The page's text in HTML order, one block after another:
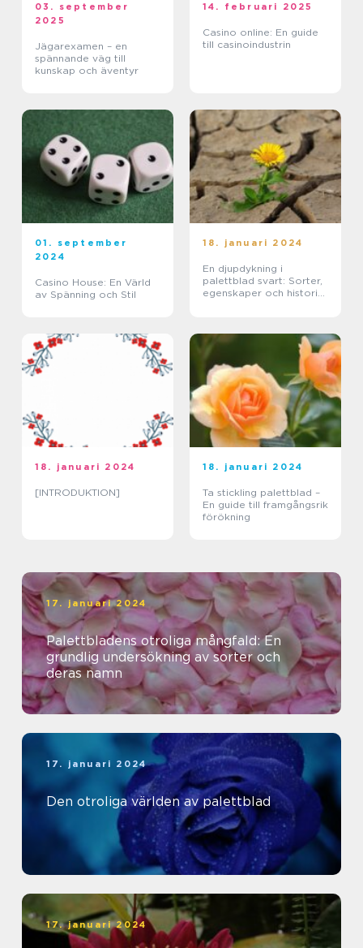
03. september
2025
Jägarexamen – en
spännande väg till
kunskap och äventyr
14. februari 2025
Casino online: En guide
till casinoindustrin
01. september
2024
Casino House: En Värld
av Spänning och Stil
18. januari 2024
En djupdykning i
palettblad svart: Sorter,
egenskaper och historisk
18. januari 2024
[INTRODUKTION]
18. januari 2024
Ta stickling palettblad –
En guide till framgångsrik
förökning
17. januari 2024
Palettbladens otroliga mångfald: En
grundlig undersökning av sorter och
deras namn
17. januari 2024
Den otroliga världen av palettblad
17. januari 2024